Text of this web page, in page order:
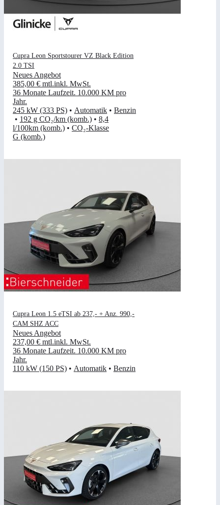
Cupra Leon Sportstourer VZ Black Edition
2.0 TSI
Neues Angebot
385,00 € mtl.inkl. MwSt.
36 Monate Laufzeit. 10.000 KM pro
Jahr.
245 kW (333 PS) • Automatik • Benzin
• 192 g CO₂/km (komb.) • 8,4
l/100km (komb.) • CO₂-Klasse
G (komb.)
Cupra Leon 1.5 eTSI ab 237,- + Anz. 990,-
CAM SHZ ACC
Neues Angebot
237,00 € mtl.inkl. MwSt.
36 Monate Laufzeit. 10.000 KM pro
Jahr.
110 kW (150 PS) • Automatik • Benzin